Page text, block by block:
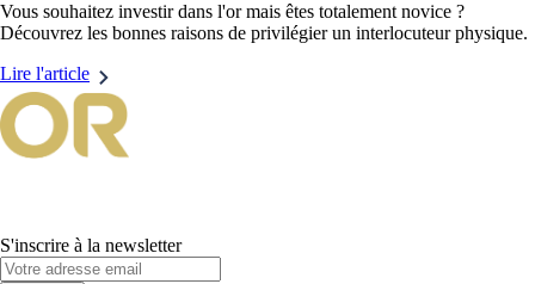
Vous souhaitez investir dans l'or mais êtes totalement novice ?
Découvrez les bonnes raisons de privilégier un interlocuteur physique.
Lire l'article
S'inscrire à la newsletter